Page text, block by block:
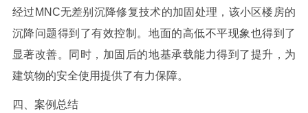
经过MNC无差别 沉降修复技术的加固处理，该小区楼房的
沉降问题得到了有效控制。地面的高低不平现象也得到了
显著改善。同时，加固后的地基承载能力得到了提升，为
建筑物的安全使用提供了有力保障。
四、案例总结